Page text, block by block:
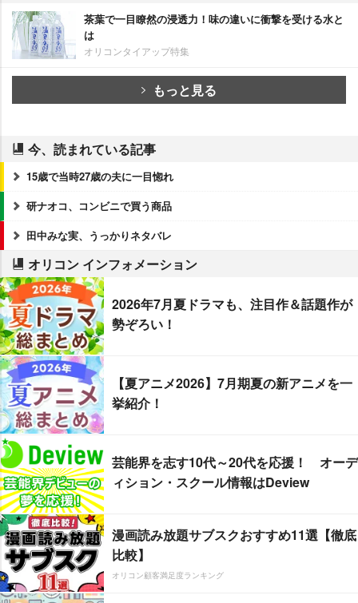
茶葉で一目瞭然の浸透力！味の違いに衝撃を受ける水と
は
オリコンタイアップ特集
もっと見る
今、読まれている記事
15歳で当時27歳の夫に一目惚れ
研ナオコ、コンビニで買う商品
田中みな実、うっかりネタバレ
オリコン インフォメーション
2026年7月夏ドラマも、注目作＆話題作が
勢ぞろい！
【夏アニメ2026】7月期夏の新アニメを一
挙紹介！
芸能界を志す10代～20代を応援！ オーデ
ィション・スクール情報はDeview
漫画読み放題サブスクおすすめ11選【徹底
比較】
オリコン顧客満足度ランキング